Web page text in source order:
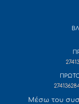
Mέσω του